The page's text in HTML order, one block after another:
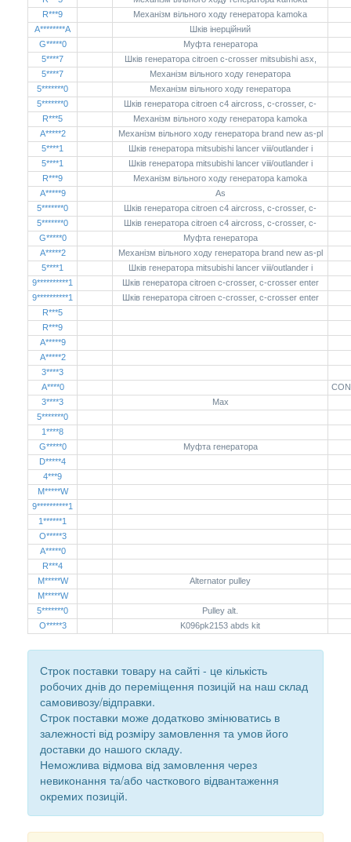
R***9
Механізм вільного ходу генератора kamoka
A********A
Шкiв iнерцiйний
G*****0
Муфта генератора
5****7
Шків генератора citroen c-crosser mitsubishi asx,
5****7
Механізм вільного ходу генератора
5*******0
Механізм вільного ходу генератора
5*******0
Шків генератора citroen c4 aircross, c-crosser, c-
R***5
Механізм вільного ходу генератора kamoka
A*****2
Механізм вільного ходу генератора brand new as-pl
5****1
Шків генератора mitsubishi lancer viii/outlander i
5****1
Шків генератора mitsubishi lancer viii/outlander i
R***9
Механізм вільного ходу генератора kamoka
A*****9
As
5*******0
Шків генератора citroen c4 aircross, c-crosser, c-
5*******0
Шків генератора citroen c4 aircross, c-crosser, c-
G*****0
Муфта генератора
A*****2
Механізм вільного ходу генератора brand new as-pl
5****1
Шків генератора mitsubishi lancer viii/outlander i
9**********1
Шків генератора citroen c-crosser, c-crosser enter
9**********1
Шків генератора citroen c-crosser, c-crosser enter
R***5
R***9
A*****9
A*****2
3****3
A****0
3****3
Max
5*******0
1****8
G*****0
Муфта генератора
D*****4
4***9
M*****W
9**********1
1******1
O*****3
A*****0
R***4
M*****W
Alternator pulley
M*****W
5*******0
Pulley alt.
O*****3
K096pk2153 abds kit
Строк поставки товару на сайті - це кількість
робочих днів до переміщення позицій на наш склад
самовивозу/відправки.
Строк поставки може додатково змінюватись в
залежності від розміру замовлення та умов його
доставки до нашого складу.
Неможлива відмова від замовлення через
невиконання та/або часткового відвантаження
окремих позицій.